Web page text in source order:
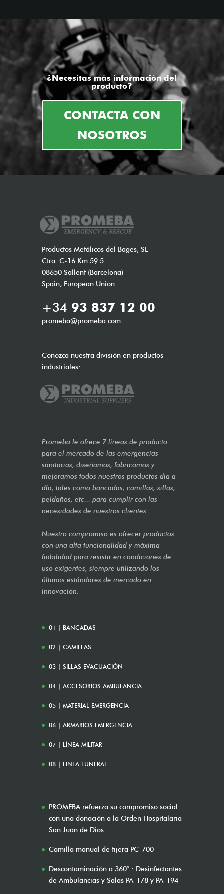
¿Necesitas más información del
producto?
CONTACTA CON
NOSOTROS
Productos Metálicos del Bages, SL
Ctra. C-16 Km 59.5
08650 Sallent (Barcelona)
Spain, European Union
+34 93 837 12 00
promeba@promeba.com
Conozca nuestra división en productos
industriales:
Promeba le ofrece 7 líneas de producto
para el mercado de las emergencias
sanitarias, diseñamos, fabricamos y
mejoramos todos nuestros productos día a
día, tales como bancadas, camillas, sillas,
peldaños, etc... para cumplir con las
necesidades de nuestros clientes.
Nuestro compromiso es ofrecer productos
con una alta funcionalidad y máxima
fiabilidad para resistir en condiciones de
uso exigentes, siempre utilizando los
últimos estándares de mercado en
innovación.
01 | BANCADAS
02 | CAMILLAS
03 | SILLAS EVACUACIÓN
04 | ACCESORIOS AMBULANCIA
05 | MATERIAL EMERGENCIA
06 | ARMARIOS EMERGENCIA
07 | LÍNEA MILITAR
08 | LINEA FUNERAL
PROMEBA refuerza su compromiso social
con una donación a la Orden Hospitalaria
San Juan de Dios
Camilla manual de tijera PC-700
Descontaminación a 360° : Desinfectantes
de Ambulancias y Salas PA-178 y PA-194